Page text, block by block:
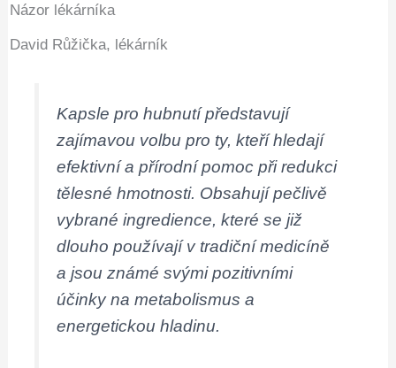
Názor lékárníka
David Růžička, lékárník
Kapsle pro hubnutí představují
zajímavou volbu pro ty, kteří hledají
efektivní a přírodní pomoc při redukci
tělesné hmotnosti. Obsahují pečlivě
vybrané ingredience, které se již
dlouho používají v tradiční medicíně
a jsou známé svými pozitivními
účinky na metabolismus a
energetickou hladinu.